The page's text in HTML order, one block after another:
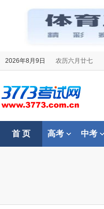
2026年8月9日 农历六月廿七
首 页 高考 中考